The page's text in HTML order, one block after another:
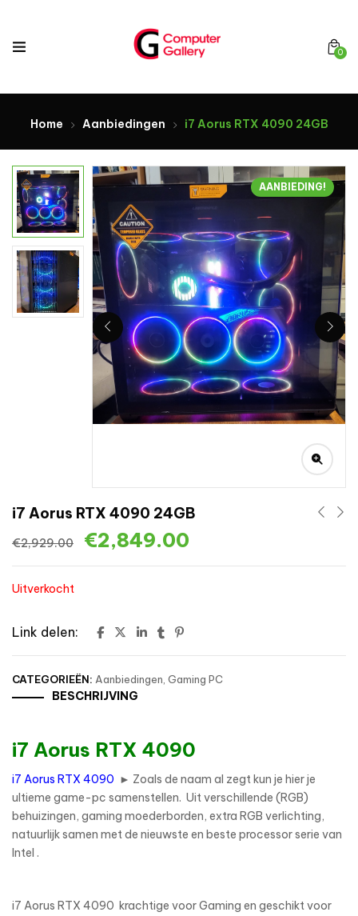
0
Home Aanbiedingen i7 Aorus RTX 4090 24GB
AANBIEDING!
i7 Aorus RTX 4090 24GB
€2,929.00 €2,849.00
Uitverkocht
Link delen:
CATEGORIEËN: Aanbiedingen Gaming PC
BESCHRIJVING
i7 Aorus RTX 4090
i7 Aorus RTX 4090 ► Zoals de naam al zegt kun je hier je
ultieme game-pc samenstellen. Uit verschillende (RGB)
behuizingen, gaming moederborden, extra RGB verlichting,
natuurlijk samen met de nieuwste en beste processor serie van
Intel .
i7 Aorus RTX 4090 krachtige voor Gaming en geschikt voor